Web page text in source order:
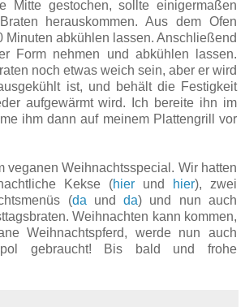
Mitte gestochen, sollte einigermaßen
herauskommen. Aus dem Ofen
Minuten abkühlen lassen. Anschließend
Form nehmen und abkühlen lassen.
noch etwas weich sein, aber er wird
ist, und behält die Festigkeit
aufgewärmt wird. Ich bereite ihn im
ihm dann auf meinem Plattengrill vor
veganen Weihnachtsspecial. Wir hatten
Kekse (hier und hier), zwei
(da undda) und nun auch
Weihnachten kann kommen,
Weihnachtspferd, werde nun auch
gebraucht! Bis bald und frohe